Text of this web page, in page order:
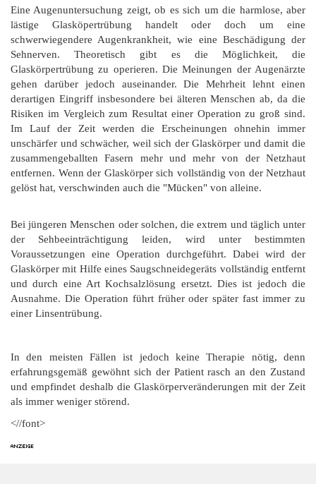
Eine Augenuntersuchung zeigt, ob es sich um die harmlose, aber
lästige Glasköpertrübung handelt oder doch um eine
schwerwiegendere Augenkrankheit, wie eine Beschädigung der
Sehnerven. Theoretisch gibt es die Möglichkeit, die
Glaskörpertrübung zu operieren. Die Meinungen der Augenärzte
gehen darüber jedoch auseinander. Die Mehrheit lehnt einen
derartigen Eingriff insbesondere bei älteren Menschen ab, da die
Risiken im Vergleich zum Resultat einer Operation zu groß sind.
Im Lauf der Zeit werden die Erscheinungen ohnehin immer
unschärfer und schwächer, weil sich der Glaskörper und damit die
zusammengeballten Fasern mehr und mehr von der Netzhaut
entfernen. Wenn der Glaskörper sich vollständig von der Netzhaut
gelöst hat, verschwinden auch die "Mücken" von alleine.
Bei jüngeren Menschen oder solchen, die extrem und täglich unter
der Sehbeeinträchtigung leiden, wird unter bestimmten
Voraussetzungen eine Operation durchgeführt. Dabei wird der
Glaskörper mit Hilfe eines Saugschneidegeräts vollständig entfernt
und durch eine Art Kochsalzlösung ersetzt. Dies ist jedoch die
Ausnahme. Die Operation führt früher oder später fast immer zu
einer Linsentrübung.
In den meisten Fällen ist jedoch keine Therapie nötig, denn
erfahrungsgemäß gewöhnt sich der Patient rasch an den Zustand
und empfindet deshalb die Glaskörperveränderungen mit der Zeit
als immer weniger störend.
<//font>